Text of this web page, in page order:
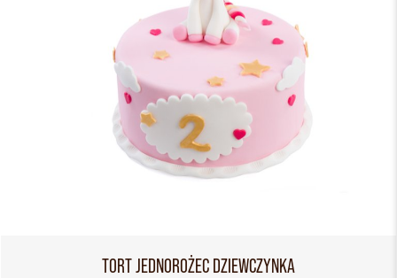
TORT JEDNOROŻEC DZIEWCZYNKA